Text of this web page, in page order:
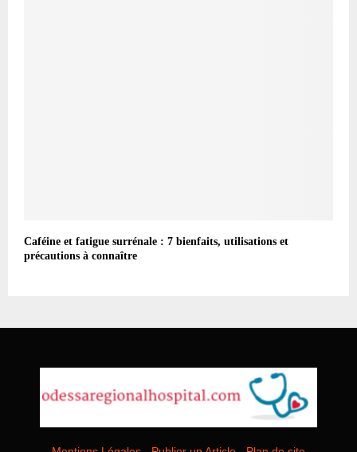
Caféine et fatigue surrénale : 7 bienfaits, utilisations et
précautions à connaître